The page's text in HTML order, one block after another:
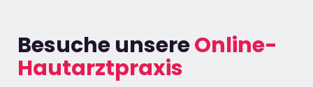
Besuche unsereOnline-
Hautarztpraxis